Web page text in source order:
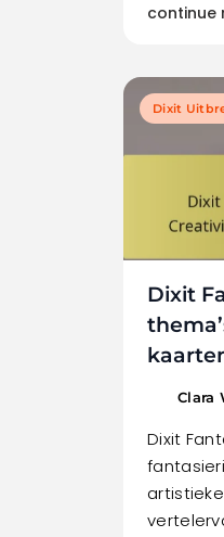
continue
Dixit
Dixit
Clara
Dixit